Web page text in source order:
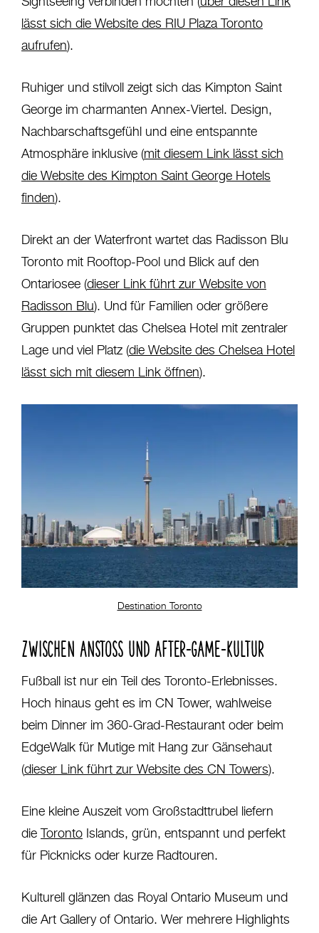
lässt sich die Website des RIU Plaza Toronto
aufrufen).
Ruhiger und stilvoll zeigt sich das Kimpton Saint
George im charmanten Annex-Viertel. Design,
Nachbarschaftsgefühl und eine entspannte
Atmosphäre inklusive (mit diesem Link lässt sich
die Website des Kimpton Saint George Hotels
finden).
Direkt an der Waterfront wartet das Radisson Blu
Toronto mit Rooftop-Pool und Blick auf den
Ontariosee (dieser Link führt zur Website von
Radisson Blu). Und für Familien oder größere
Gruppen punktet das Chelsea Hotel mit zentraler
Lage und viel Platz (die Website des Chelsea Hotel
lässt sich mit diesem Link öffnen).
Destination Toronto
ZWISCHEN ANSTOSS UND AFTER-GAME-KULTUR
Fußball ist nur ein Teil des Toronto-Erlebnisses.
Hoch hinaus geht es im CN Tower, wahlweise
beim Dinner im 360-Grad-Restaurant oder beim
EdgeWalk für Mutige mit Hang zur Gänsehaut
(dieser Link führt zur Website des CN Towers).
Eine kleine Auszeit vom Großstadttrubel liefern
die
Toronto Islands, grün, entspannt und perfekt
für Picknicks oder kurze Radtouren.
Kulturell glänzen das Royal Ontario Museum und
die Art Gallery of Ontario. Wer mehrere Highlights